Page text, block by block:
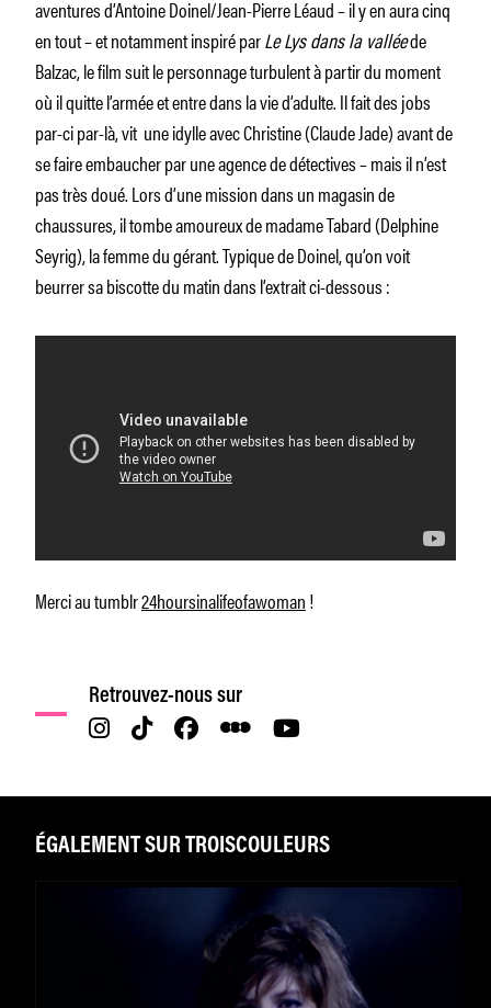
aventures d’Antoine Doinel/Jean-Pierre Léaud – il y en aura cinq
en tout – et notamment inspiré parLe Lys dans la valléede
Balzac, le film suit le personnage turbulent à partir du moment
où il quitte l’armée et entre dans la vie d’adulte. Il fait des jobs
par-ci par-là, vit une idylle avec Christine (Claude Jade) avant de
se faire embaucher par une agence de détectives – mais il n’est
pas très doué. Lors d’une mission dans un magasin de
chaussures, il tombe amoureux de madame Tabard (Delphine
Seyrig), la femme du gérant. Typique de Doinel, qu’on voit
beurrer sa biscotte du matin dans l’extrait ci-dessous :
Merci au tumblr24hoursinalifeofawoman!
Retrouvez-nous sur
ÉGALEMENT SUR TROISCOULEURS